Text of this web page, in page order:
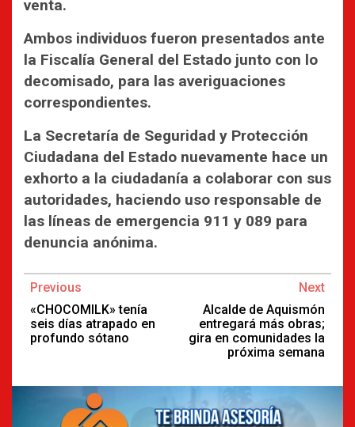
venta.
Ambos individuos fueron presentados ante
la Fiscalía General del Estado junto con lo
decomisado, para las averiguaciones
correspondientes.
La Secretaría de Seguridad y Protección
Ciudadana del Estado nuevamente hace un
exhorto a la ciudadanía a colaborar con sus
autoridades, haciendo uso responsable de
las líneas de emergencia 911 y 089 para
denuncia anónima.
Continue
Reading
Previous
«CHOCOMILK» tenía
seis días atrapado en
profundo sótano
Next
Alcalde de Aquismón
entregará más obras;
gira en comunidades la
próxima semana